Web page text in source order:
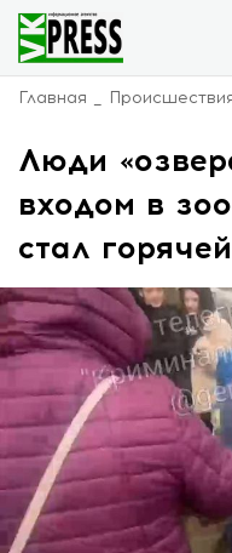
Главная
Люди
входом в
стал